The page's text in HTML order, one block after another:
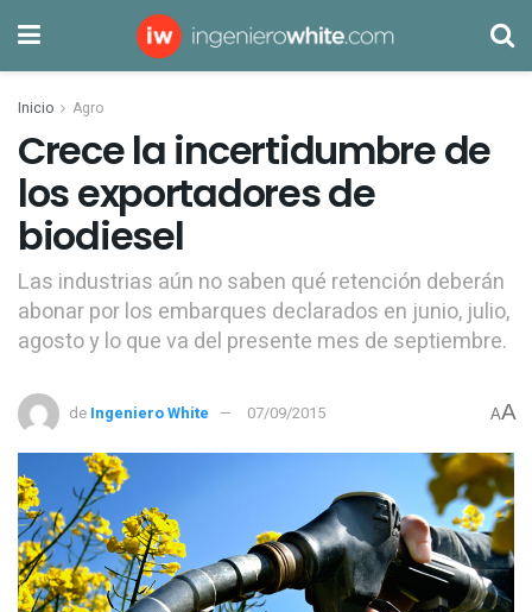
Inicio Agro
Crece la incertidumbre de
los exportadores de
biodiesel
Las industrias aún no saben qué retención deberán
abonar por los embarques declarados en junio, julio,
agosto y lo que va del presente mes de septiembre.
de Ingeniero White 07/09/2015 AA